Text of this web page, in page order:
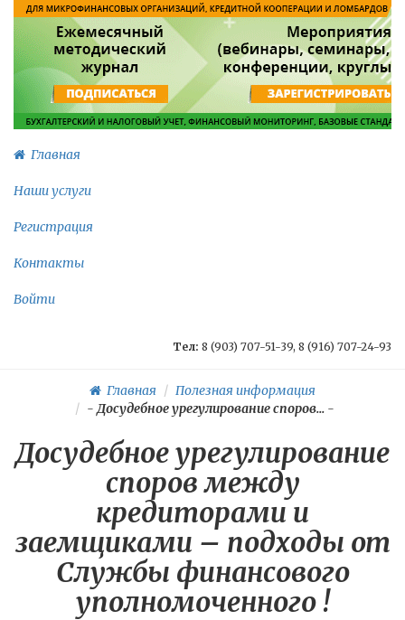
Главная
Наши услуги
Регистрация
Контакты
Войти
Тел: 8 (903) 707-51-39, 8 (916) 707-24-93
Главная
Полезная информация
-Досудебное урегулирование споров... -
Досудебное урегулирование
споров между
кредиторами и
заемщиками – подходы от
Службы финансового
уполномоченного !